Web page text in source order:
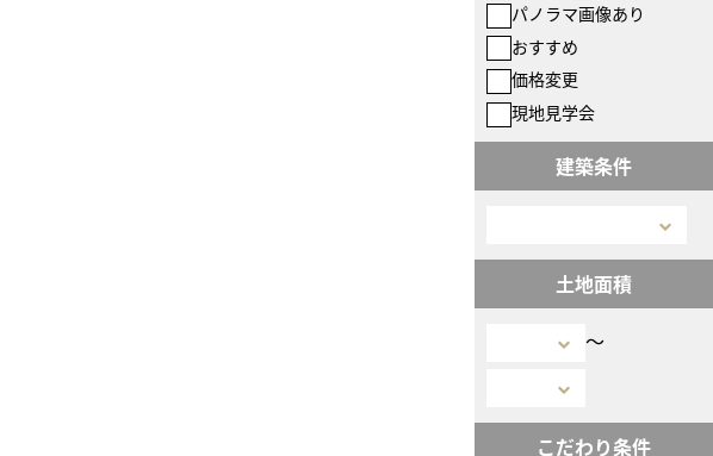
パノラマ画像あり
おすすめ
価格変更
現地見学会
建築条件
土地面積
〜
こだわり条件